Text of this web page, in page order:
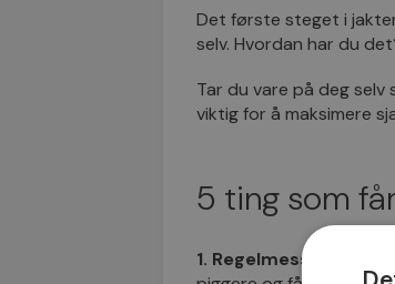
Det første steget i
selv. Hvordan har du
Tar du vare på deg
viktig for å maksimere
5 ting som
1. Regelmessig trening: